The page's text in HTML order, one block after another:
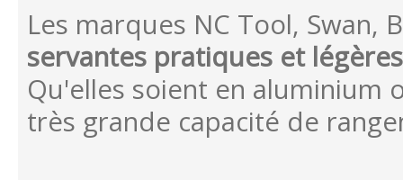
Les marques NC Tool, Swan,
servantes pratiques et légères
Qu'elles soient en aluminium
très grande capacité de